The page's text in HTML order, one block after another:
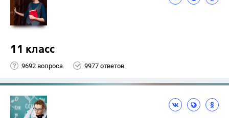
11 класс
9692 вопроса 9977 ответов